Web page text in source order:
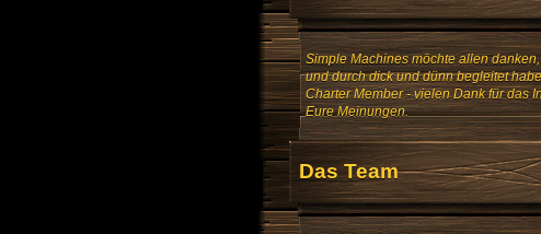
Simple Machines möchte allen
und durch dick und dünn begleitet
Charter Member - vielen Dank für das
Eure Meinungen.
Das Team